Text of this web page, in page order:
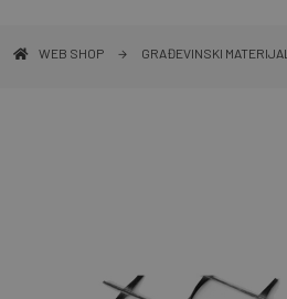
WEB SHOP GRAĐEVINSKI MATERIJAL